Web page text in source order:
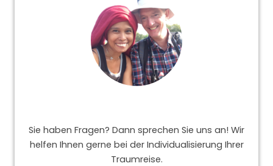
Sie haben Fragen? Dann sprechen Sie uns an! Wir
helfen Ihnen gerne bei der Individualisierung Ihrer
Traumreise.